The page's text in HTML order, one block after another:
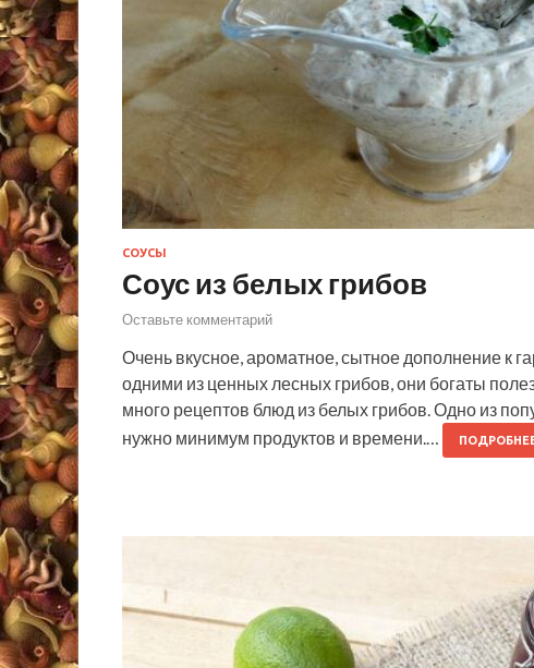
СОУСЫ
Соус из белых грибов
Оставьте комментарий
Очень вкусное, ароматное, сытное дополнение к
одними из ценных лесных грибов, они богаты
много рецептов блюд из белых грибов. Одно из
нужно минимум продуктов и времени.…